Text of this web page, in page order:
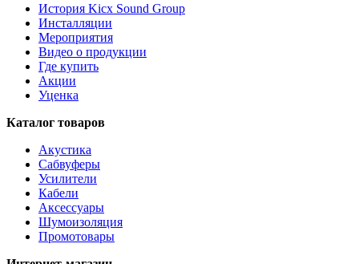
История Kicx Sound Group
Инсталляции
Мероприятия
Видео о продукции
Где купить
Акции
Уценка
Каталог товаров
Акустика
Сабвуферы
Усилители
Кабели
Аксессуары
Шумоизоляция
Промотовары